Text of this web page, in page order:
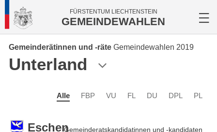
FÜRSTENTUM LIECHTENSTEIN
GEMEINDEWAHLEN
Gemeinderätinnen und -räte Gemeindewahlen 2019
Unterland
Alle FBP VU FL DU DPL PL
EschenGemeinderatskandidatinnen und -kandidaten